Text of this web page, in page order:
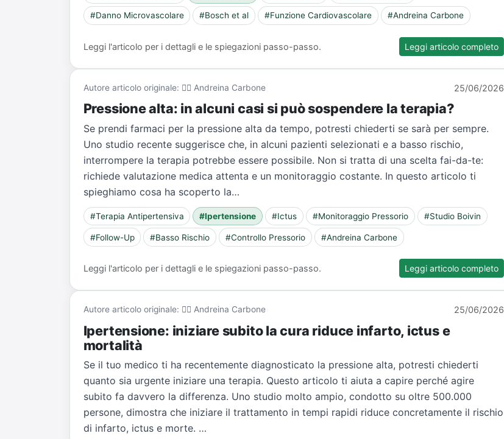
#Danno Microvascolare #Bosch et al #Funzione Cardiovascolare #Andreina Carbone
Leggi l'articolo per i dettagli e le spiegazioni passo-passo. Leggi articolo completo
Autore articolo originale: 👨‍⚕️ Andreina Carbone 25/06/2026
Pressione alta: in alcuni casi si può sospendere la terapia?
Se prendi farmaci per la pressione alta da tempo, potresti chiederti se sarà per sempre.
Uno studio recente suggerisce che, in alcuni pazienti selezionati e a basso rischio,
interrompere la terapia potrebbe essere possibile. Non si tratta di una scelta fai-da-te:
richiede valutazione medica attenta e un monitoraggio costante. In questo articolo ti
spieghiamo cosa ha scoperto la…
#Terapia Antipertensiva #Ipertensione #Ictus #Monitoraggio Pressorio #Studio Boivin
#Follow-Up #Basso Rischio #Controllo Pressorio #Andreina Carbone
Leggi l'articolo per i dettagli e le spiegazioni passo-passo. Leggi articolo completo
Autore articolo originale: 👨‍⚕️ Andreina Carbone 25/06/2026
Ipertensione: iniziare subito la cura riduce infarto, ictus e
mortalità
Se il tuo medico ti ha recentemente diagnosticato la pressione alta, potresti chiederti
quanto sia urgente iniziare una terapia. Questo articolo ti aiuta a capire perché agire
subito fa davvero la differenza. Uno studio molto ampio, condotto su oltre 500.000
persone, dimostra che iniziare il trattamento in tempi rapidi riduce concretamente il rischio
di infarto, ictus e morte. …